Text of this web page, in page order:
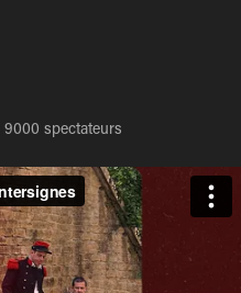
spectateurs